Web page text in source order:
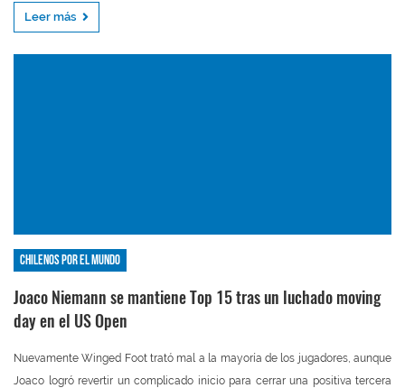
Leer más
Chilenos por el mundo
Joaco Niemann se mantiene Top 15 tras un luchado moving
day en el US Open
Nuevamente Winged Foot trató mal a la mayoría de los jugadores, aunque
Joaco logró revertir un complicado inicio para cerrar una positiva tercera